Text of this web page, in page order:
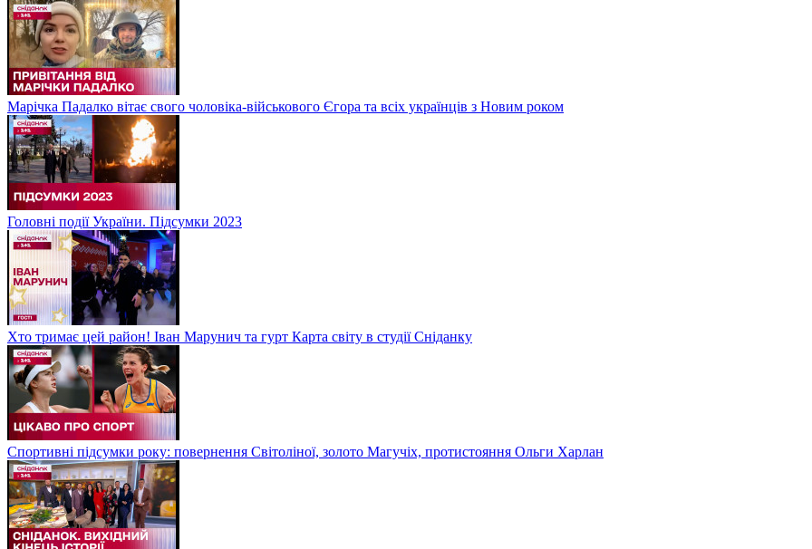
Марічка Падалко вітає свого чоловіка-військового Єгора та всіх українців з Новим роком
Головні події України. Підсумки 2023
Хто тримає цей район! Іван Марунич та гурт Карта світу в студії Сніданку
Спортивні підсумки року: повернення Світоліної, золото Магучіх, протистояння Ольги Харлан